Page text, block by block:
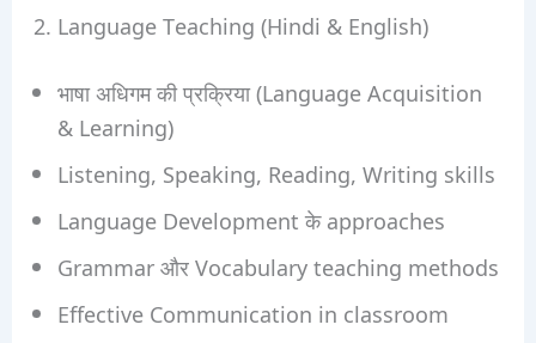
2. Language Teaching (Hindi & English)
भाषा अधिगम की प्रक्रिया (Language Acquisition
& Learning)
Listening, Speaking, Reading, Writing skills
Language Development के approaches
Grammar और Vocabulary teaching methods
Effective Communication in classroom